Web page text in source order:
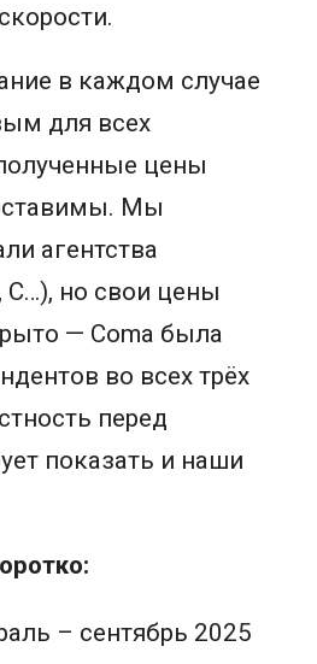
в каждом случае
для всех
цены
Мы
агентства
C…), но свои цены
— Coma была
во всех трёх
перед
показать и наши
– сентябрь 2025